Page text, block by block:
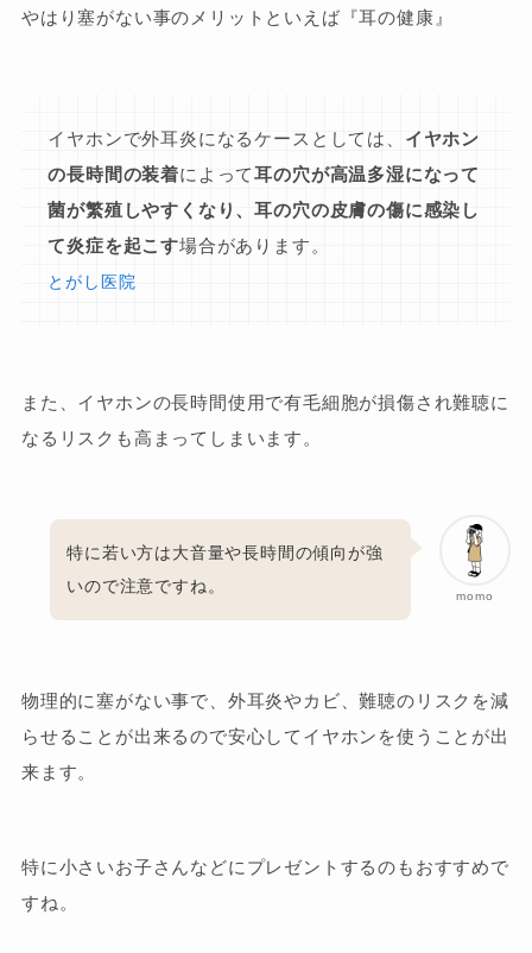
やはり塞がない事のメリットといえば『耳の健康』
イヤホンで外耳炎になるケースとしては、 イヤホン
の長時間の装着によって耳の穴が高温多湿になって
菌が繁殖しやすくなり、耳の穴の皮膚の傷に感染し
て炎症を起こす場合があります。
とがし医院
また、イヤホンの長時間使用で有毛細胞が損傷され難聴に
なるリスクも高まってしまいます。
momo
特に若い方は大音量や長時間の傾向が強
いので注意ですね。
物理的に塞がない事で、外耳炎やカビ、難聴のリスクを減
らせることが出来るので安心してイヤホンを使うことが出
来ます。
特に小さいお子さんなどにプレゼントするのもおすすめで
すね。